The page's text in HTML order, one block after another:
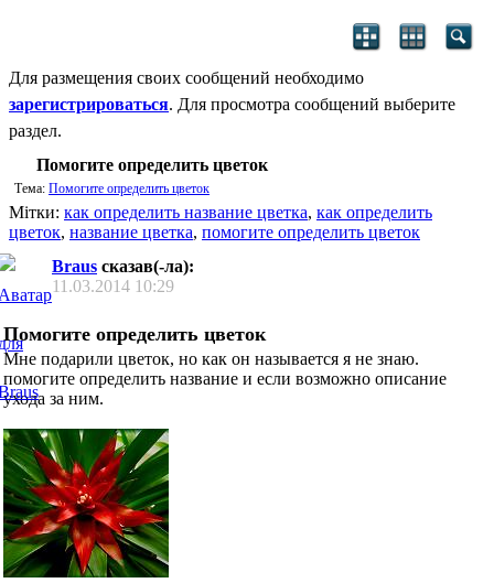
Для размещения своих сообщений необходимо
зарегистрироваться. Для просмотра сообщений выберите
раздел.
Помогите определить цветок
Тема: Помогите определить цветок
Мітки: как определить название цветка, как определить
цветок, название цветка, помогите определить цветок
Braus сказав(-ла):
11.03.2014 10:29
Помогите определить цветок
Мне подарили цветок, но как он называется я не знаю.
помогите определить название и если возможно описание
ухода за ним.